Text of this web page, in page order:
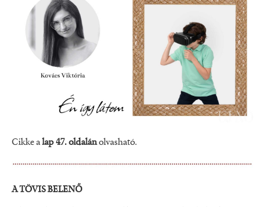
Cikke alap 47. oldalánolvasható.
A TÖVIS BELENŐ